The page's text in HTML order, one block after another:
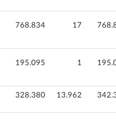
768.834 17
195.095 1
328.380 13.962